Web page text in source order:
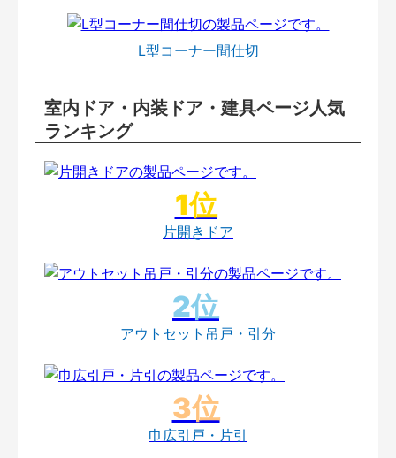
L型コーナー間仕切
室内ドア・内装ドア・建具ページ人気
ランキング
片開きドア
アウトセット吊戸・引分
巾広引戸・片引